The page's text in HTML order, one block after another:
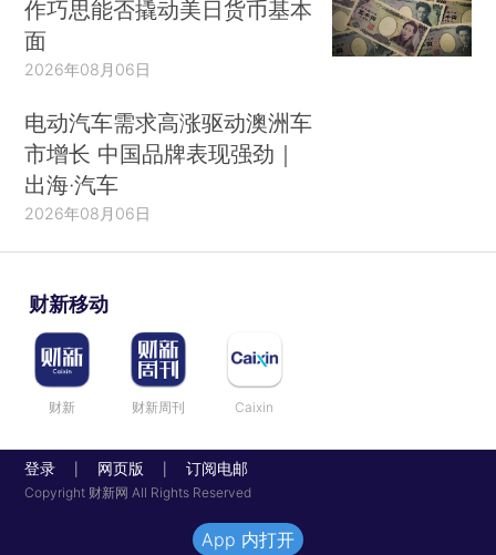
作巧思能否撬动美日货币基本
面
2026年08月06日
电动汽车需求高涨驱动澳洲车
市增长 中国品牌表现强劲｜
出海·汽车
2026年08月06日
财新移动
财新 财新周刊 Caixin
登录 网页版 订阅电邮
Copyright 财新网 All Rights Reserved
App 内打开